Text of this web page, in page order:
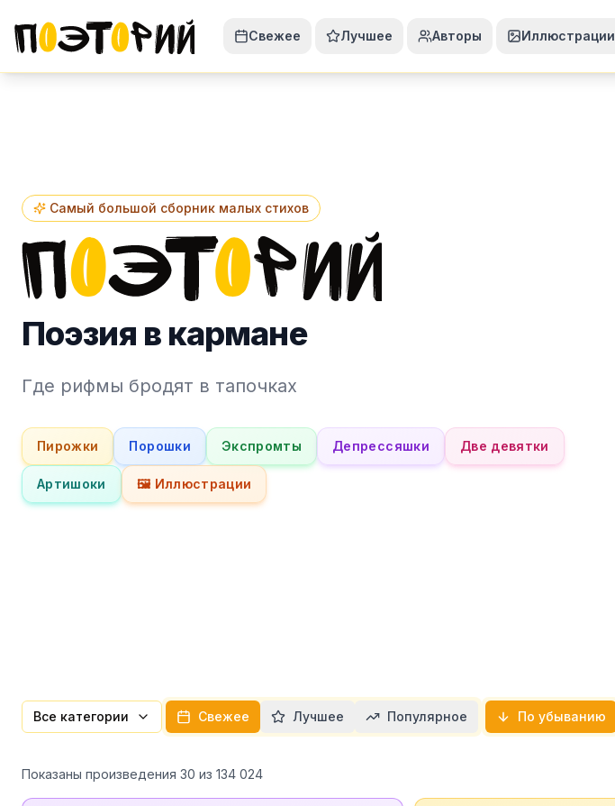
Свежее Лучшее Авторы Иллюстрации
Самый большой сборник малых стихов
Поэзия в кармане
Где рифмы бродят в тапочках
Пирожки Порошки Экспромты Депрессяшки Две девятки
Артишоки 🖼️ Иллюстрации
Все категории Свежее Лучшее Популярное По убыванию
Показаны произведения 30 из 134 024